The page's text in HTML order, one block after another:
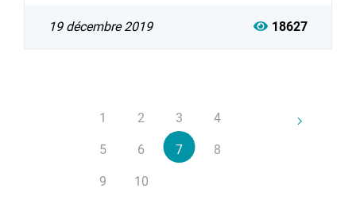
19 décembre 2019 18627
1 2 3 4
5 6 7 8
9 10